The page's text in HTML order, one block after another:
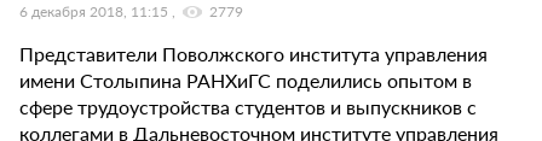
6 декабря 2018, 11:15 2779
Представители Поволжского института управления
имени Столыпина РАНХиГС поделились опытом в
сфере трудоустройства студентов и выпускников с
коллегами в Дальневосточном институте управления